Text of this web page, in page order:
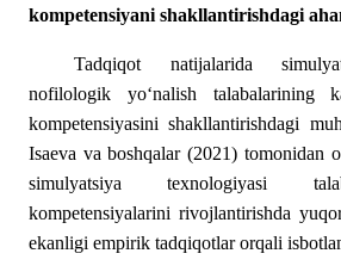
kompetensiyani shakllantirishdagi
Tadqiqot natijalarida
nofilologik yo‘nalish talabalarining
kompetensiyasini shakllantirishdagi
Isaeva va boshqalar (2021) tomonidan
simulyatsiya texnologiyasi
kompetensiyalarini rivojlantirishda
ekanligi empirik tadqiqotlar orqali